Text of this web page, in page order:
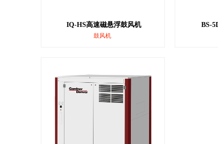
IQ-HS高速磁悬浮鼓风机
鼓风机
BS-